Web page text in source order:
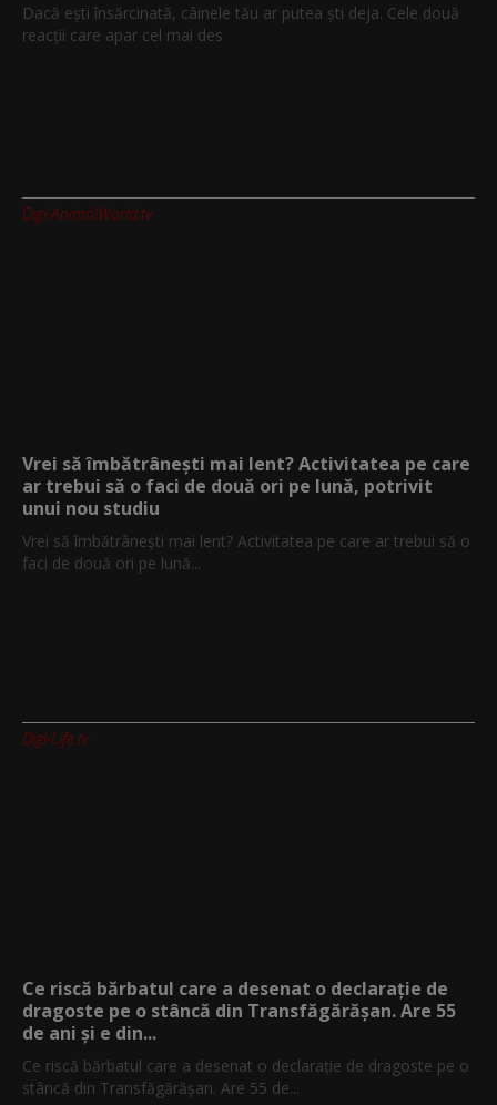
Dacă ești însărcinată, câinele tău ar putea ști deja. Cele două
reacții care apar cel mai des
Digi-AnimalWorld.tv
Vrei să îmbătrânești mai lent? Activitatea pe care
ar trebui să o faci de două ori pe lună, potrivit
unui nou studiu
Vrei să îmbătrânești mai lent? Activitatea pe care ar trebui să o
faci de două ori pe lună...
Digi-Life.tv
Ce riscă bărbatul care a desenat o declarație de
dragoste pe o stâncă din Transfăgărășan. Are 55
de ani și e din...
Ce riscă bărbatul care a desenat o declarație de dragoste pe o
stâncă din Transfăgărășan. Are 55 de...